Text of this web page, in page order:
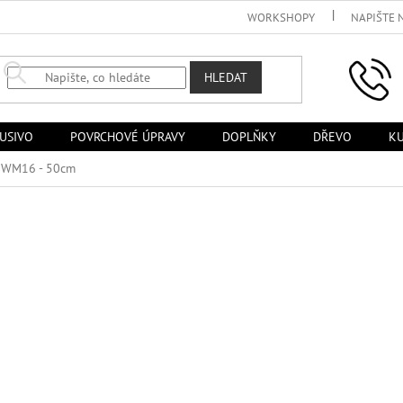
WORKSHOPY NAPIŠTE
HLEDAT
POVRCHOVÉ ÚPRAVY DOPLŇKY DŘEVO
- 50cm